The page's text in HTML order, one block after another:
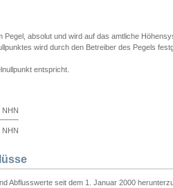
absolut und wird auf das amtliche
wird durch den Betreiber des Pegels
entspricht.
NHN
NHN
Abflusswerte seit dem 1. Januar 2000